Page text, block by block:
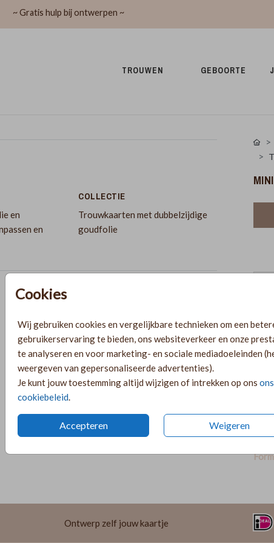
~ Gratis hulp bij ontwerpen ~
TROUWEN GEBOORTE
Cookies
Wij gebruiken cookies en vergelijkbare technieken om een
gebruikerservaring te bieden, ons websiteverkeer en onze
te analyseren en voor marketing- en sociale mediadoeleinden
weergeven van gepersonaliseerde advertenties).
Je kunt jouw toestemming altijd wijzigen of intrekken op ons ons
cookiebeleid
Accepteren Weigeren
en
en
COLLECTIE
Trouwkaarten met dubbelzijdige
goudfolie
Ontwerp zelf jouw kaartje